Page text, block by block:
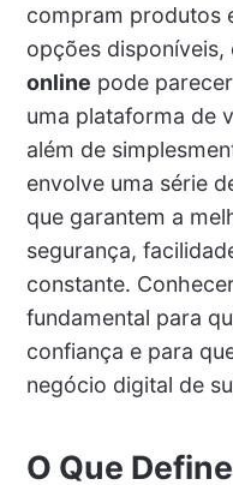
compram produtos
opções disponíveis,
online pode
uma plataforma de
além de
envolve uma série
que garantem a
segurança,
constante.
fundamental para
confiança e para
negócio digital de
O Que